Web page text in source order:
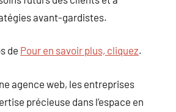
avant-gardistes.
de Pour en savoir plus, cliquez.
agence web, les entreprises
précieuse dans l’espace en